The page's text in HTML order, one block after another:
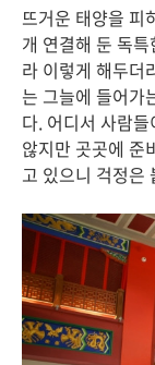
뜨거운 태양을 피
개 연결해 둔 독
라 이렇게 해두더
는 그늘에 들어가
다. 어디서 사람
않지만 곳곳에 준
고 있으니 걱정은